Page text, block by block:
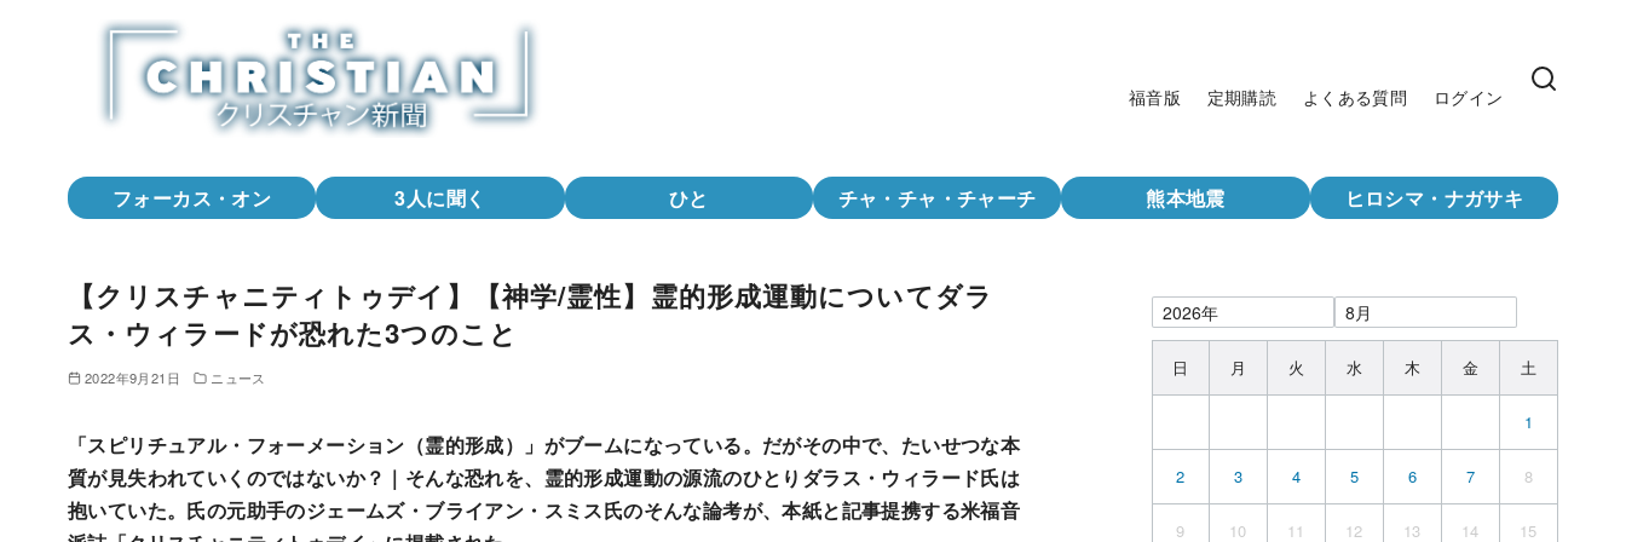
福音版 定期購読 よくある質問 ログイン
フォーカス・オン 3人に聞く ひと チャ・チャ・チャーチ 熊本地震 ヒロシマ・ナガサキ
【クリスチャニティトゥデイ】【神学/霊性】霊的形成運動についてダラ
ス・ウィラードが恐れた3つのこと
2022年9月21日 ニュース
「スピリチュアル・フォーメーション（霊的形成）」がブームになっている。だがその中で、たいせつな本
質が見失われていくのではないか？｜そんな恐れを、霊的形成運動の源流のひとりダラス・ウィラード氏は
抱いていた。氏の元助手のジェームズ・ブライアン・スミス氏のそんな論考が、本紙と記事提携する米福音
日 月 火 水 木 金 土
1
2 3 4 5 6 7 8
9 10 11 12 13 14 15